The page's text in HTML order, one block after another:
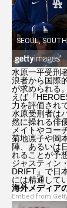
水原一平受刑
浪者から国際
が求められる
えば『
力を評価され
水原受刑者は
然に操れる俳
メイトやコー
菊地凛子や岡
陣、あるいは
れることが予
ジャスティン
DRIFT』で日
には精通して
海外メディア
Embed from